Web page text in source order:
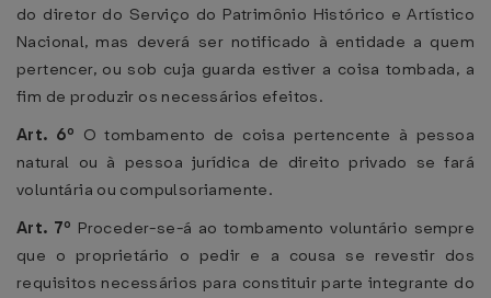
do diretor do Serviço do Patrimônio Histórico e Artístico
Nacional, mas deverá ser notificado à entidade a quem
pertencer, ou sob cuja guarda estiver a coisa tombada, a
fim de produzir os necessários efeitos.
Art. 6º O tombamento de coisa pertencente à pessoa
natural ou à pessoa jurídica de direito privado se fará
voluntária ou compulsoriamente.
Art. 7º Proceder-se-á ao tombamento voluntário sempre
que o proprietário o pedir e a cousa se revestir dos
requisitos necessários para constituir parte integrante do